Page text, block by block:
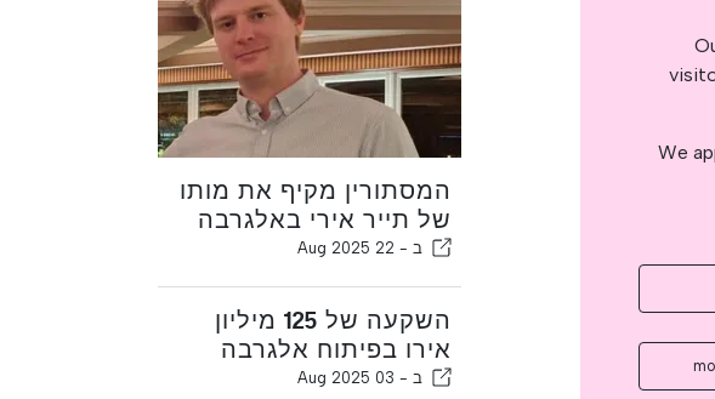
We
המסתורין מקיף את מותו
של תייר אירי באלגרבה
ב - 22 Aug 2025
השקעה של 125 מיליון
אירו בפיתוח אלגרבה
ב - 03 Aug 2025